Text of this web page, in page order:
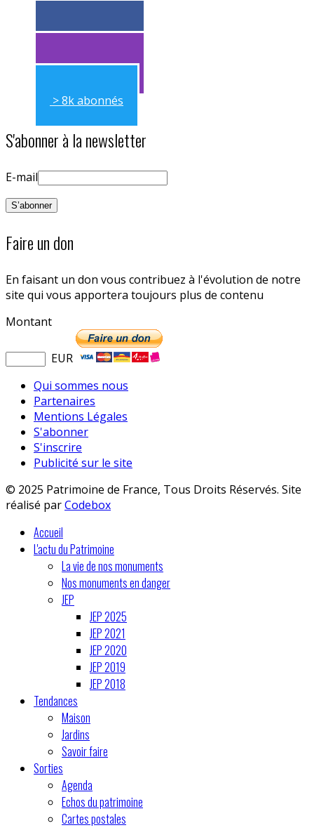
> 11k abonnés
> 11k abonnés
> 8k abonnés
S'abonner à la newsletter
E-mail
Faire un don
En faisant un don vous contribuez à l'évolution de notre
site qui vous apportera toujours plus de contenu
Montant
EUR
Qui sommes nous
Partenaires
Mentions Légales
S'abonner
S'inscrire
Publicité sur le site
© 2025 Patrimoine de France, Tous Droits Réservés. Site
réalisé parCodebox
Accueil
L'actu du Patrimoine
La vie de nos monuments
Nos monuments en danger
JEP
JEP 2025
JEP 2021
JEP 2020
JEP 2019
JEP 2018
Tendances
Maison
Jardins
Savoir faire
Sorties
Agenda
Echos du patrimoine
Cartes postales